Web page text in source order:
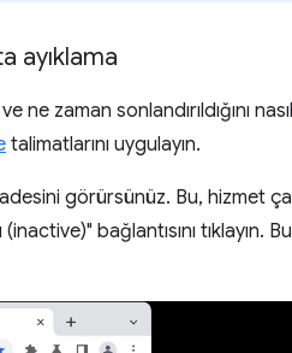
ayıklama
ne zaman sonlandırıldığını
talimatlarını uygulayın.
görürsünüz. Bu, hizmet
bağlantısını tıklayın.